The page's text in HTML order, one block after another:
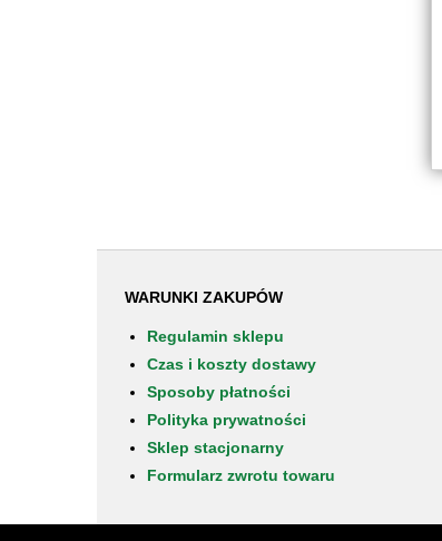
WARUNKI ZAKUPÓW
Regulamin sklepu
Czas i koszty dostawy
Sposoby płatności
Polityka prywatności
Sklep stacjonarny
Formularz zwrotu towaru